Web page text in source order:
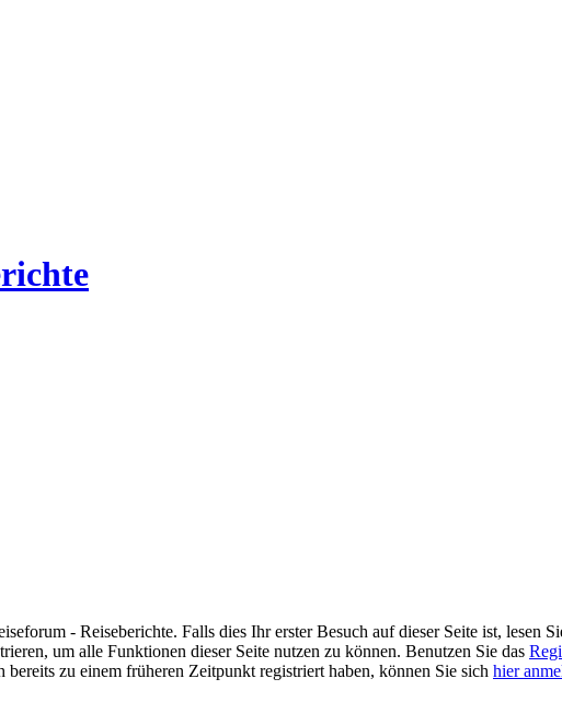
- Reiseberichte. Falls dies Ihr erster Besuch auf dieser Seite ist, lesen
um alle Funktionen dieser Seite nutzen zu können. Benutzen Sie das
zu einem früheren Zeitpunkt registriert haben, können Sie sich hier